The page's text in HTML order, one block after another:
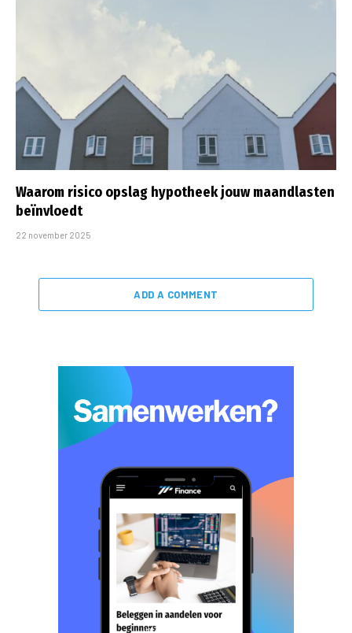
Waarom risico opslag hypotheek jouw maandlasten
beïnvloedt
22 november 2025
ADD A COMMENT